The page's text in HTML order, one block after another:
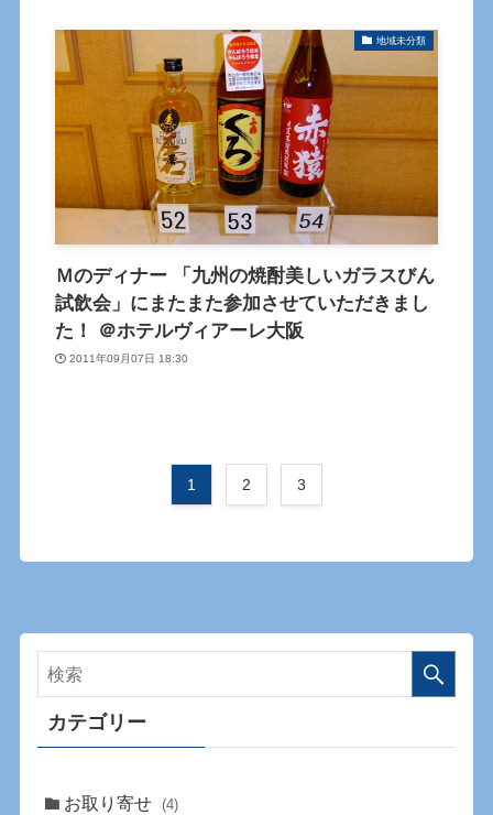
地域未分類
Ｍのディナー 「九州の焼酎美しいガラスびん
試飲会」にまたまた参加させていただきまし
た！ ＠ホテルヴィアーレ大阪
2011年09月07日 18:30
1 2 3
カテゴリー
お取り寄せ (4)